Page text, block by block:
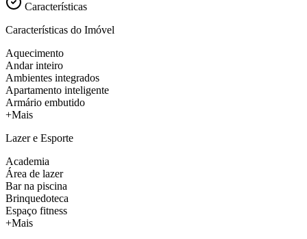
Características
Características do Imóvel
Aquecimento
Andar inteiro
Ambientes integrados
Apartamento inteligente
Armário embutido
+Mais
Lazer e Esporte
Academia
Área de lazer
Bar na piscina
Brinquedoteca
Espaço fitness
+Mais